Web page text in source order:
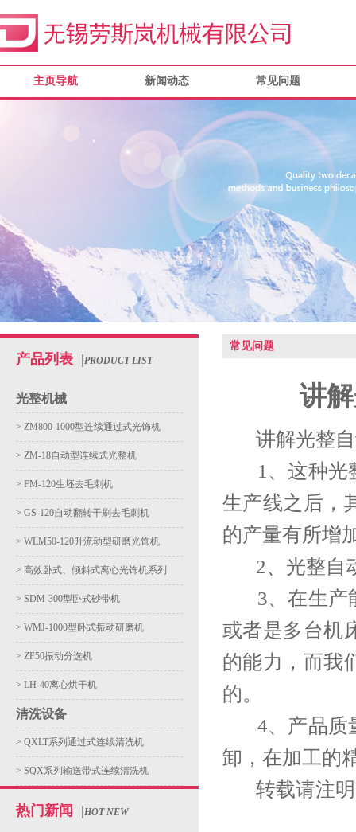
主页导航 新闻动态 常见问题
产品列表 |PRODUCT LIST
光整机械
> ZM800-1000型连续通过式光饰机
> ZM-18自动型连续式光整机
> FM-120生坯去毛刺机
> GS-120自动翻转干刷去毛刺机
> WLM50-120升流动型研磨光饰机
> 高效卧式、倾斜式离心光饰机系列
> SDM-300型卧式砂带机
> WMJ-1000型卧式振动研磨机
> ZF50振动分选机
> LH-40离心烘干机
清洗设备
> QXLT系列通过式连续清洗机
> SQX系列输送带式连续清洗机
热门新闻 |HOT NEW
常见问题
讲
讲解光整自
1、这种光整
生产线之后，
的产量有所增
2、光整自动
3、在生产能
或者是多台机
的能力，而我
的。
4、产品质量
卸，在加工的
转载请注明